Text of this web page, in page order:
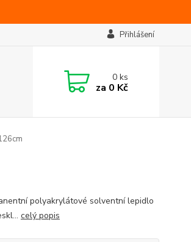
Přihlášení
0ks
za 0 Kč
polyakrylátové solventní lepidlo
celý popis